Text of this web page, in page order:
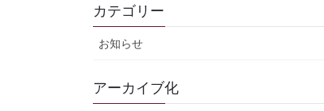
カテゴリー
お知らせ
アーカイブ化